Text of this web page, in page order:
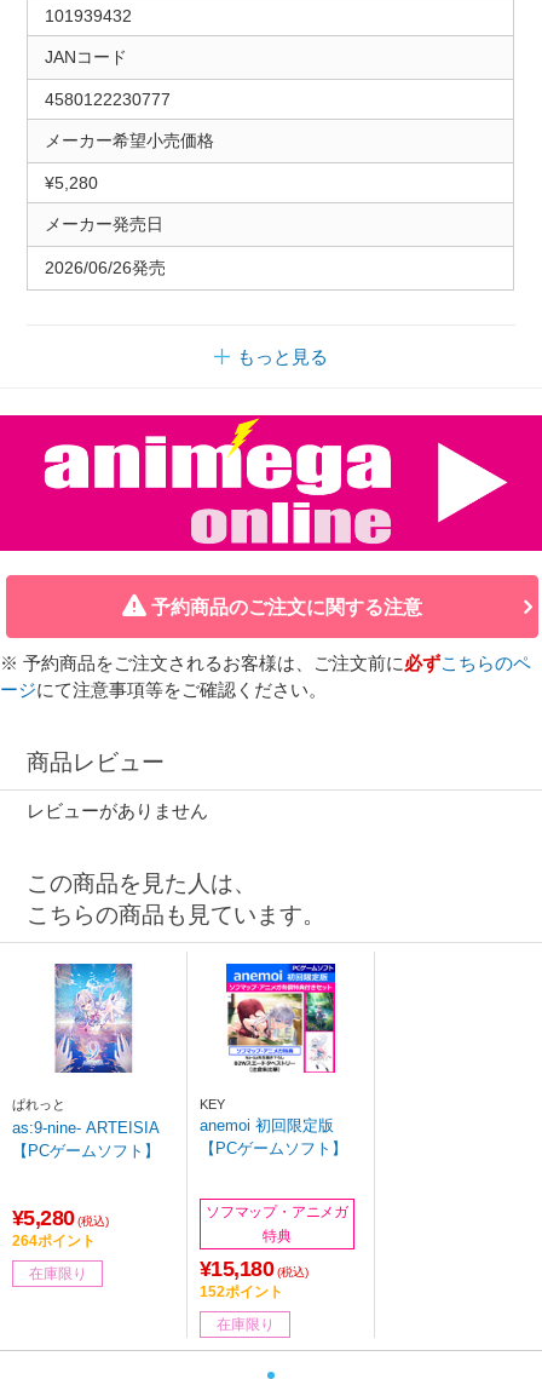
101939432
JANコード
4580122230777
メーカー希望小売価格
¥5,280
メーカー発売日
2026/06/26発売
もっと見る
予約商品のご注文に関する注意
※ 予約商品をご注文されるお客様は、ご注文前に必ずこちらのペ
ージにて注意事項等をご確認ください。
商品レビュー
レビューがありません
この商品を見た人は、
こちらの商品も見ています。
ぱれっと
as:9-nine- ARTEISIA
【PCゲームソフト】
¥5,280 (税込)
264ポイント
在庫限り
KEY
anemoi 初回限定版
【PCゲームソフト】
ソフマップ・アニメガ
特典
¥15,180 (税込)
152ポイント
在庫限り